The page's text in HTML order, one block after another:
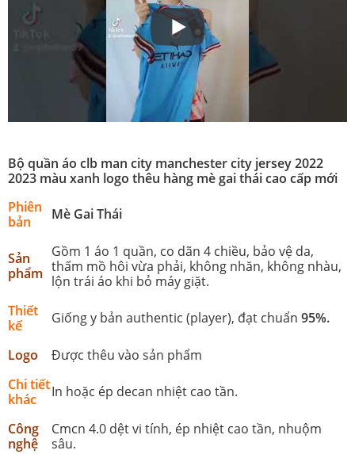
Bộ quần áo clb man city manchester city jersey 2022
2023 màu xanh logo thêu hàng mè gai thái cao cấp mới
Phiên
bản
Mè Gai Thái
Sản
phẩm
Gồm 1 áo 1 quần, co dãn 4 chiều, bảo vệ da,
thấm mồ hôi vừa phải, không nhăn, không nhàu,
lộn trái áo khi bỏ máy giặt.
Thiết
kế
Giống y bản authentic (player), đạt chuẩn 95%.
Logo
Được thêu vào sản phẩm
Chi tiết
khác
In hoặc ép decan nhiệt cao tần.
Công
nghệ
Cmcn 4.0 dệt vi tính, ép nhiệt cao tần, nhuộm
sâu.